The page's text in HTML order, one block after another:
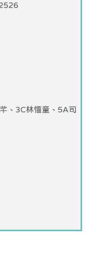
、3C林憘童、5A司